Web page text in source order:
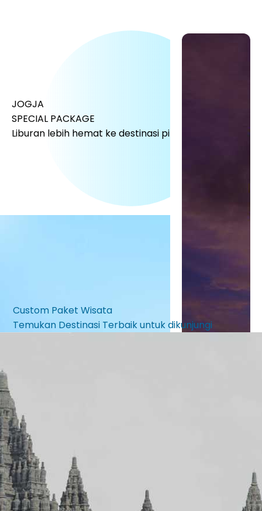
JOGJA
SPECIAL PACKAGE
Liburan lebih hemat ke destinasi pilihanmu!
Custom Paket Wisata
Temukan Destinasi Terbaik untuk dikunjungi